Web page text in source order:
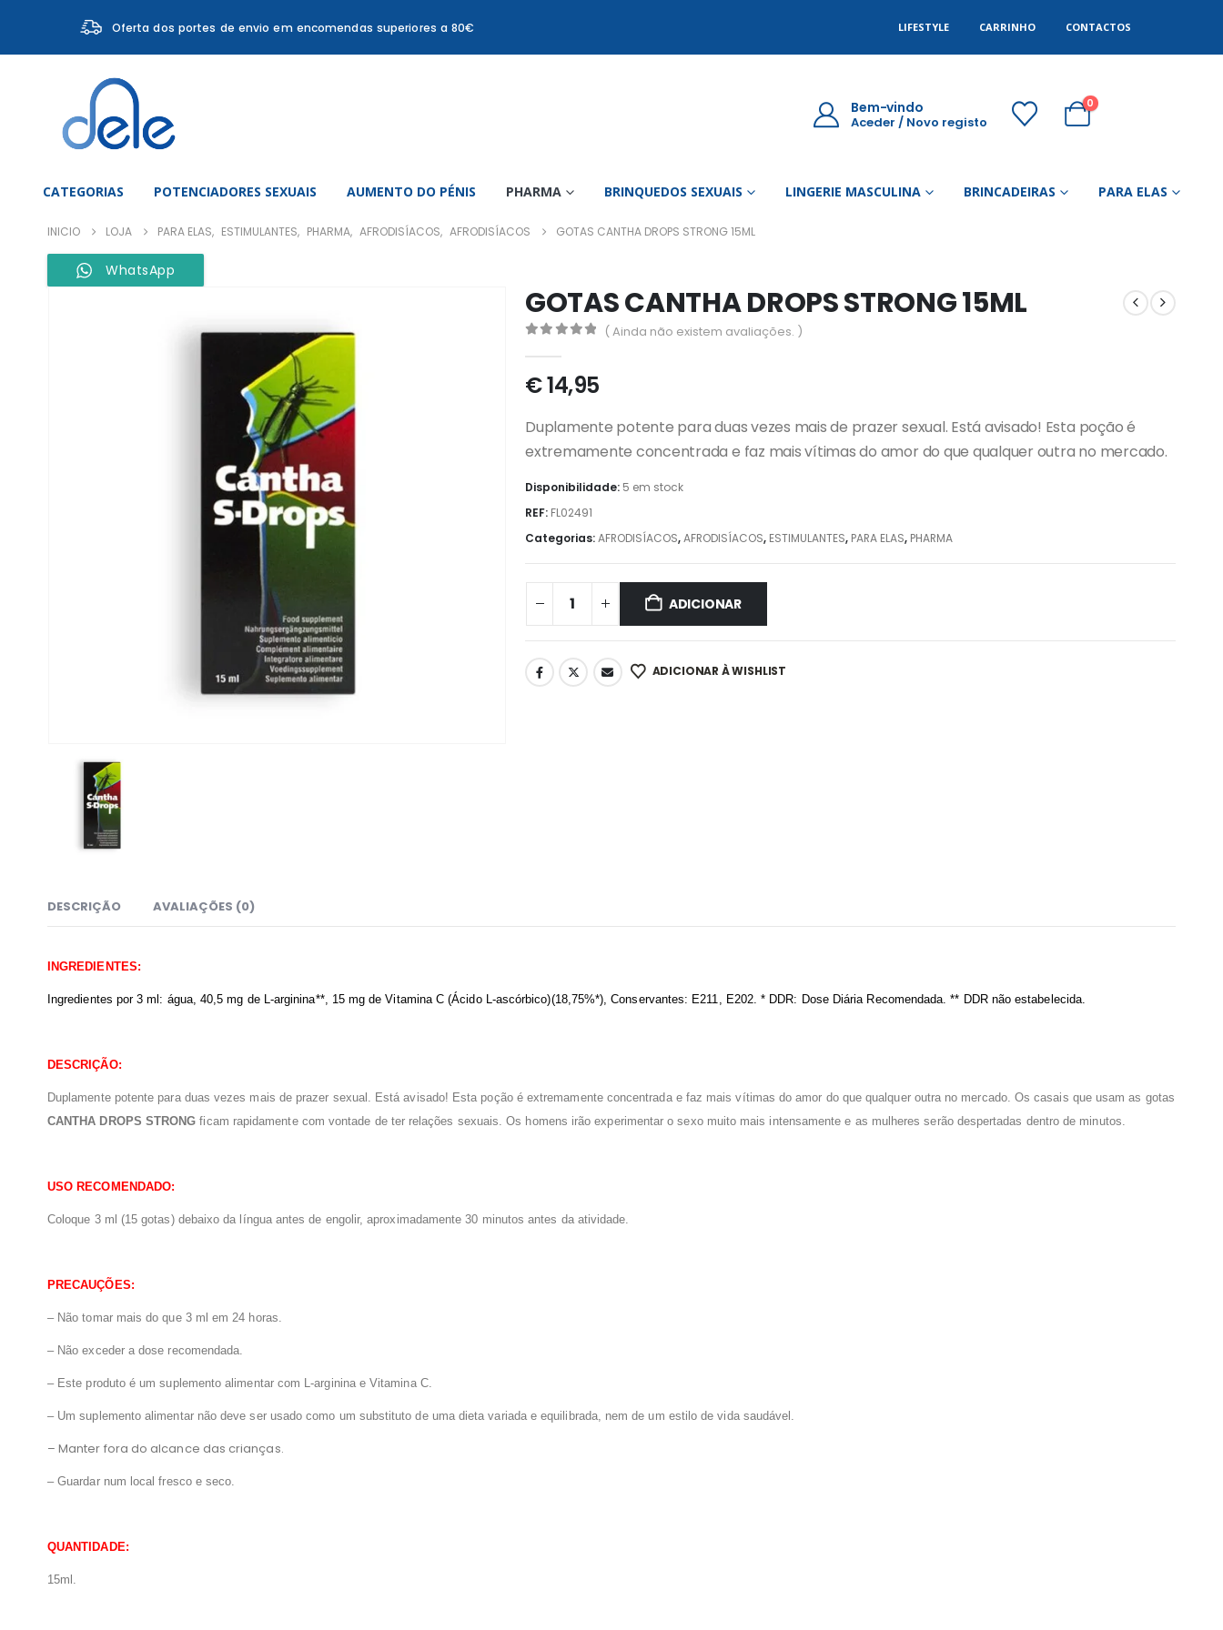
Oferta dos portes de envio em encomendas superiores a 80€ LIFESTYLE CARRINHO CONTACTOS
Bem-vindo
Aceder / Novo registo
0
CATEGORIAS POTENCIADORES SEXUAIS AUMENTO DO PÉNIS PHARMA BRINQUEDOS SEXUAIS LINGERIE MASCULINA BRINCADEIRAS PARA ELAS
INICIO LOJA PARA ELAS, ESTIMULANTES, PHARMA, AFRODISÍACOS, AFRODISÍACOS GOTAS CANTHA DROPS STRONG 15ML
WhatsApp
GOTAS CANTHA DROPS STRONG 15ML
( Ainda não existem avaliações. )
€14,95
Duplamente potente para duas vezes mais de prazer sexual. Está avisado! Esta poção é
extremamente concentrada e faz mais vítimas do amor do que qualquer outra no mercado.
Disponibilidade: 5 em stock
REF: FL02491
Categorias:AFRODISÍACOS,AFRODISÍACOS, ESTIMULANTES, PARA ELAS, PHARMA
ADICIONAR
ADICIONAR À WISHLIST
DESCRIÇÃO AVALIAÇÕES (0)
INGREDIENTES:
Ingredientes por 3 ml: água, 40,5 mg de L-arginina**, 15 mg de Vitamina C (Ácido L-ascórbico)(18,75%*), Conservantes: E211, E202. * DDR: Dose Diária Recomendada. ** DDR não estabelecida.
DESCRIÇÃO:
Duplamente potente para duas vezes mais de prazer sexual. Está avisado! Esta poção é extremamente concentrada e faz mais vítimas do amor do que qualquer outra no mercado. Os casais que usam as gotas
CANTHA DROPS STRONG ficam rapidamente com vontade de ter relações sexuais. Os homens irão experimentar o sexo muito mais intensamente e as mulheres serão despertadas dentro de minutos.
USO RECOMENDADO:
Coloque 3 ml (15 gotas) debaixo da língua antes de engolir, aproximadamente 30 minutos antes da atividade.
PRECAUÇÕES:
– Não tomar mais do que 3 ml em 24 horas.
– Não exceder a dose recomendada.
– Este produto é um suplemento alimentar com L-arginina e Vitamina C.
– Um suplemento alimentar não deve ser usado como um substituto de uma dieta variada e equilibrada, nem de um estilo de vida saudável.
– Manter fora do alcance das crianças.
– Guardar num local fresco e seco.
QUANTIDADE:
15ml.